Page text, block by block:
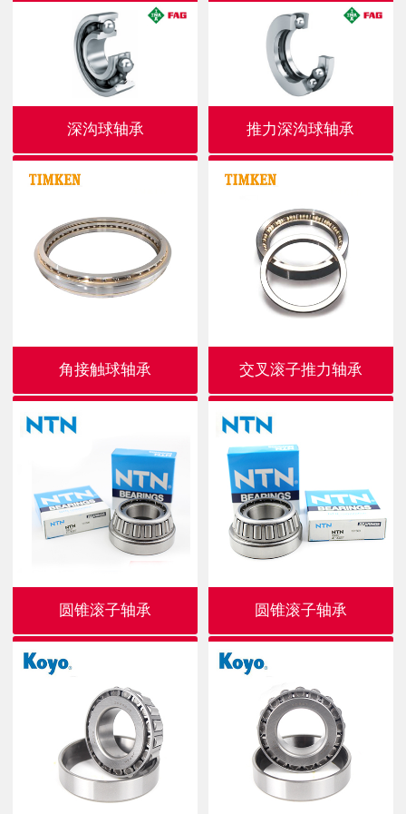
深沟球轴承 推力深沟球轴承
角接触球轴承 交叉滚子推力轴承
圆锥滚子轴承 圆锥滚子轴承